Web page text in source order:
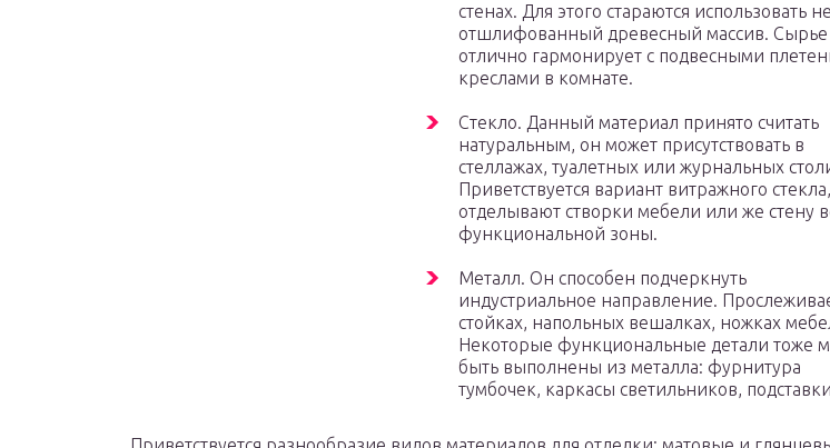
стенах. Для этого стараются использовать не
отшлифованный древесный массив. Сырье
отлично гармонирует с подвесными
креслами в комнате.
Стекло. Данный материал принято считать
натуральным, он может присутствовать в
стеллажах, туалетных или журнальных
Приветствуется вариант витражного
отделывают створки мебели или же стену
функциональной зоны.
Металл. Он способен подчеркнуть
индустриальное направление.
стойках, напольных вешалках, ножках
Некоторые функциональные детали тоже
быть выполнены из металла: фурнитура
тумбочек, каркасы светильников,